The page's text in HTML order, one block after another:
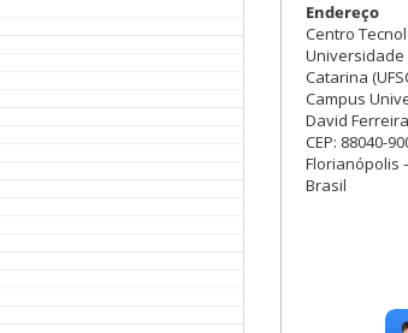
Endereço
Centro
Universidade
Catarina
Campus
David
CEP: 88040-
Florianópolis
Brasil